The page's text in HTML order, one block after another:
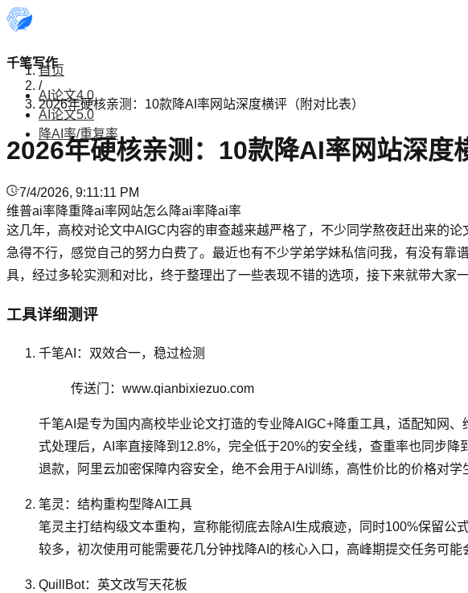
千笔写作
AI论文4.0
AI论文5.0
降AI率/重复率
首页
/
2026年硬核亲测：10款降AI率网站深度横评（附对比表）
2026年硬核亲测：10款降AI率网站深度
7/4/2026, 9:11:11 PM
维普ai率降重降ai率网站怎么降ai率降ai率
这几年，高校对论文中AIGC内容的审查越来越严格了，不少同学熬夜赶出来的
急得不行，感觉自己的努力白费了。最近也有不少学弟学妹私信问我，有没有
具，经过多轮实测和对比，终于整理出了一些表现不错的选项，接下来就带大家
工具详细测评
千笔AI：双效合一，稳过检测
传送门：www.qianbixiezuo.com
千笔AI是专为国内高校毕业论文打造的专业降AIGC+降重工具，适配知网
式处理后，AI率直接降到12.8%，完全低于20%的安全线，查重率也同步
退款，阿里云加密保障内容安全，绝不会用于AI训练，高性价比的价格对学
笔灵：结构重构型降AI工具
笔灵主打结构级文本重构，宣称能彻底去除AI生成痕迹，同时100%保留
较多，初次使用可能需要花几分钟找降AI的核心入口，高峰期提交任务可
QuillBot：英文改写天花板